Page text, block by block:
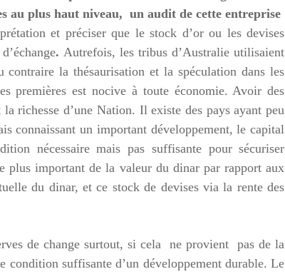
au plus haut niveau, un audit de cette entreprise
et préciser que le stock d’or ou les devises
. Autrefois, les tribus d’Australie utilisaient
la thésaurisation et la spéculation dans les
premières est nocive à toute économie. Avoir des
richesse d’une Nation. Il existe des pays ayant peu
connaissant un important développement, le capital
nécessaire mais pas suffisante pour sécuriser
plus important de la valeur du dinar par rapport aux
du dinar, et ce stock de devises via la rente des
de change surtout, si cela ne provient pas de la
condition suffisante d’un développement durable. Le